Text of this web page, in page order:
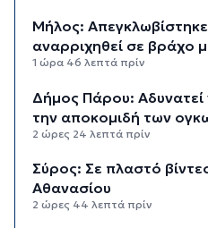
Μήλος:
αναρριχηθεί σε βράχο
1 ώρα 46 λεπτά πρίν
Δήμος Πάρου:
την αποκομιδή των
2 ώρες 24 λεπτά πρίν
Σύρος: Σε πλαστό
Αθανασίου
2 ώρες 44 λεπτά πρίν